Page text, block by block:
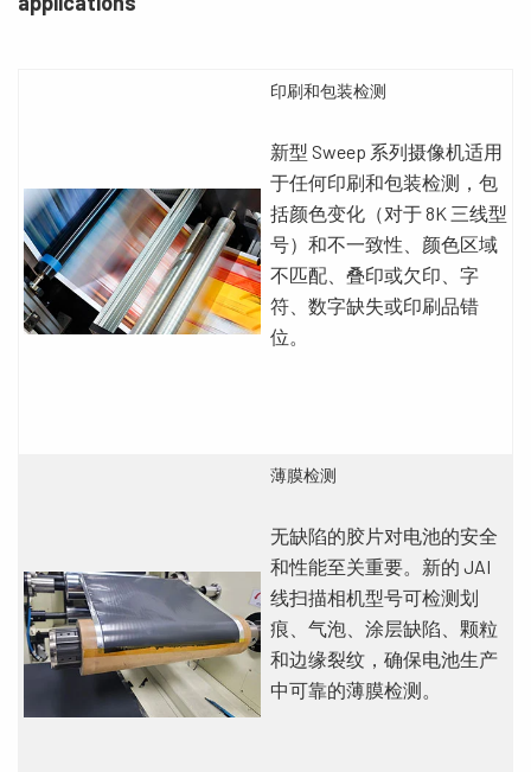
印刷和包装检测
新型 Sweep 系列摄像机适用
于任何印刷和包装检测，包
括颜色变化（对于 8K 三线型
号）和不一致性、颜色区域
不匹配、叠印或欠印、字
符、数字缺失或印刷品错
位。
薄膜检测
无缺陷的胶片对电池的安全
和性能至关重要。新的 JAI
线扫描相机型号可检测划
痕、气泡、涂层缺陷、颗粒
和边缘裂纹，确保电池生产
中可靠的薄膜检测。